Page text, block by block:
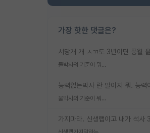
가장 핫한 댓글은?
물박사의 기준이 뭐임?
물박사의 기준이 뭐임?